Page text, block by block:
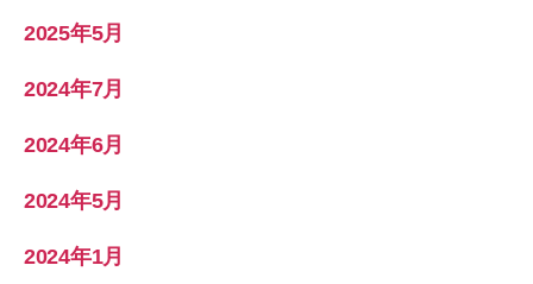
2025年5月
2024年7月
2024年6月
2024年5月
2024年1月